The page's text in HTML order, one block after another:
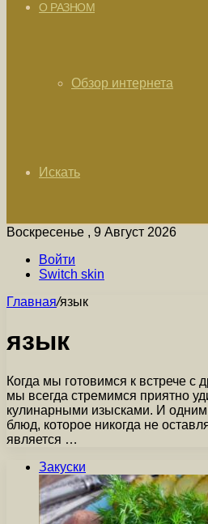
О РАЗНОМ
Обзор интернета
Искать
Воскресенье , 9 Август 2026
Войти
Switch skin
Главная/язык
язык
Когда мы готовимся к встрече с
мы всегда стремимся приятно
кулинарными изысками. И
блюд, которое никогда не
является …
Закуски